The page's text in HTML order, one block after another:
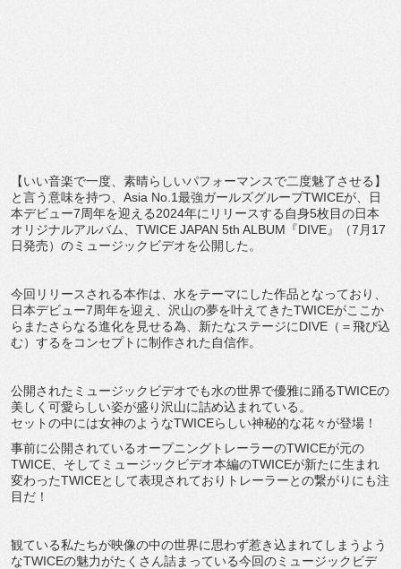
【いい音楽で一度、素晴らしいパフォーマンスで二度魅了させる】
と言う意味を持つ、Asia No.1最強ガールズグループTWICEが、日
本デビュー7周年を迎える2024年にリリースする自身5枚目の日本
オリジナルアルバム、TWICE JAPAN 5th ALBUM『DIVE』（7月17
日発売）のミュージックビデオを公開した。
今回リリースされる本作は、水をテーマにした作品となっており、
日本デビュー7周年を迎え、沢山の夢を叶えてきたTWICEがここか
らまたさらなる進化を見せる為、新たなステージにDIVE（＝飛び込
む）するをコンセプトに制作された自信作。
公開されたミュージックビデオでも水の世界で優雅に踊るTWICEの
美しく可愛らしい姿が盛り沢山に詰め込まれている。
セットの中には女神のようなTWICEらしい神秘的な花々が登場！
事前に公開されているオープニングトレーラーのTWICEが元の
TWICE、そしてミュージックビデオ本編のTWICEが新たに生まれ
変わったTWICEとして表現されておりトレーラーとの繋がりにも注
目だ！
観ている私たちが映像の中の世界に思わず惹き込まれてしまうよう
なTWICEの魅力がたくさん詰まっている今回のミュージックビデ